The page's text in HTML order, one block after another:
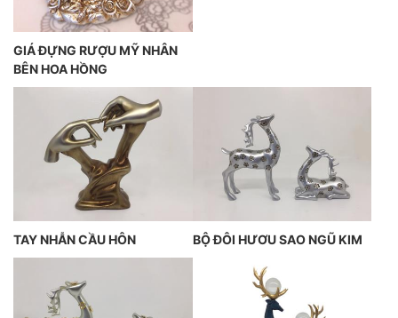
GIÁ ĐỰNG RƯỢU MỸ NHÂN
BÊN HOA HỒNG
TAY NHẪN CẦU HÔN BỘ ĐÔI HƯƠU SAO NGŨ KIM